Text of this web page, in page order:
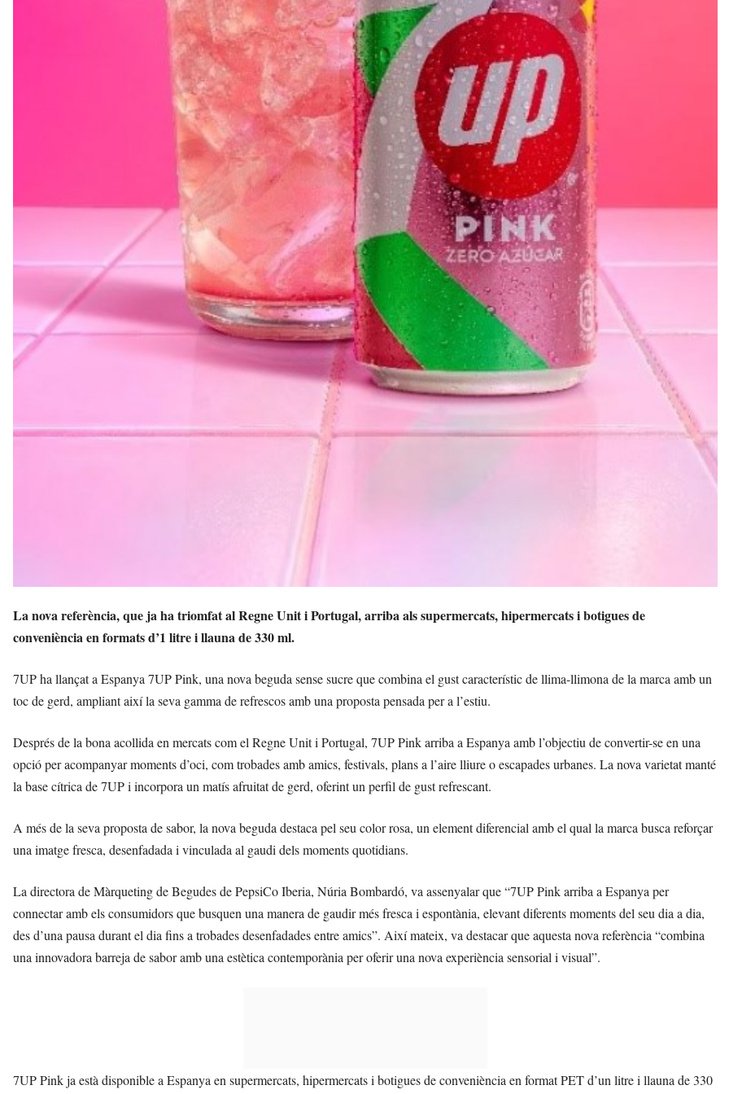
La nova referència, que ja ha triomfat al Regne Unit i Portugal, arriba als supermercats, hipermercats i botigues de
conveniència en formats d’1 litre i llauna de 330 ml.
7UP ha llançat a Espanya 7UP Pink, una nova beguda sense sucre que combina el gust característic de llima-llimona de la marca amb un
toc de gerd, ampliant així la seva gamma de refrescos amb una proposta pensada per a l’estiu.
Després de la bona acollida en mercats com el Regne Unit i Portugal, 7UP Pink arriba a Espanya amb l’objectiu de convertir-se en una
opció per acompanyar moments d’oci, com trobades amb amics, festivals, plans a l’aire lliure o escapades urbanes. La nova varietat manté
la base cítrica de 7UP i incorpora un matís afruitat de gerd, oferint un perfil de gust refrescant.
A més de la seva proposta de sabor, la nova beguda destaca pel seu color rosa, un element diferencial amb el qual la marca busca reforçar
una imatge fresca, desenfadada i vinculada al gaudi dels moments quotidians.
La directora de Màrqueting de Begudes de PepsiCo Iberia, Núria Bombardó, va assenyalar que “7UP Pink arriba a Espanya per
connectar amb els consumidors que busquen una manera de gaudir més fresca i espontània, elevant diferents moments del seu dia a dia,
des d’una pausa durant el dia fins a trobades desenfadades entre amics”. Així mateix, va destacar que aquesta nova referència “combina
una innovadora barreja de sabor amb una estètica contemporània per oferir una nova experiència sensorial i visual”.
7UP Pink ja està disponible a Espanya en supermercats, hipermercats i botigues de conveniència en format PET d’un litre i llauna de 330